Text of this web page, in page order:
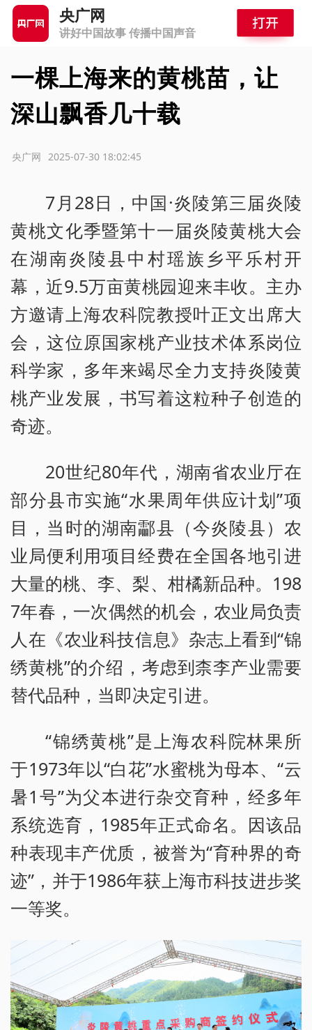
央广网
讲好中国故事 传播中国声音
一棵上海来的黄桃苗，让
深山飘香几十载
2025-07-30 18:02:45
央广网
7月28日，中国·炎陵第三届炎陵
黄桃文化季暨第十一届炎陵黄桃大会
在湖南炎陵县中村瑶族乡平乐村开
幕，近9.5万亩黄桃园迎来丰收。主办
方邀请上海农科院教授叶正文出席大
会，这位原国家桃产业技术体系岗位
科学家，多年来竭尽全力支持炎陵黄
桃产业发展，书写着这粒种子创造的
奇迹。
20世纪80年代，湖南省农业厅在
部分县市实施“水果周年供应计划”项
目，当时的湖南酃县（今炎陵县）农
业局便利用项目经费在全国各地引进
大量的桃、李、梨、柑橘新品种。198
7年春，一次偶然的机会，农业局负责
人在《农业科技信息》杂志上看到“锦
绣黄桃”的介绍，考虑到柰李产业需要
替代品种，当即决定引进。
“锦绣黄桃”是上海农科院林果所
于1973年以“白花”水蜜桃为母本、“云
暑1号”为父本进行杂交育种，经多年
系统选育，1985年正式命名。因该品
种表现丰产优质，被誉为“育种界的奇
迹”，并于1986年获上海市科技进步奖
一等奖。